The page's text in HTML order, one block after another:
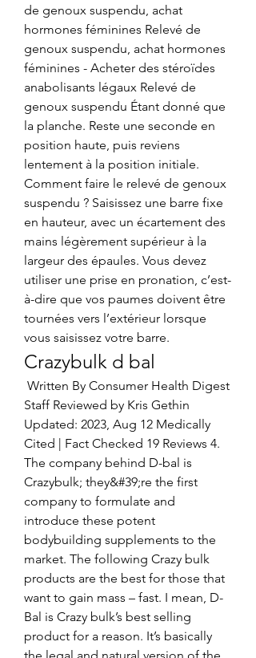
de genoux suspendu, achat
hormones féminines Relevé de
genoux suspendu, achat hormones
féminines - Acheter des stéroïdes
anabolisants légaux Relevé de
genoux suspendu Étant donné que
la planche. Reste une seconde en
position haute, puis reviens
lentement à la position initiale.
Comment faire le relevé de genoux
suspendu ? Saisissez une barre fixe
en hauteur, avec un écartement des
mains légèrement supérieur à la
largeur des épaules. Vous devez
utiliser une prise en pronation, c’est-
à-dire que vos paumes doivent être
tournées vers l’extérieur lorsque
vous saisissez votre barre.
Crazybulk d bal
Staff Reviewed by Kris Gethin
Updated: 2023, Aug 12 Medically
Cited | Fact Checked 19 Reviews 4.
The company behind D-bal is
Crazybulk; they&#39;re the first
company to formulate and
introduce these potent
bodybuilding supplements to the
market. The following Crazy bulk
products are the best for those that
want to gain mass – fast. I mean, D-
Bal is Crazy bulk’s best selling
product for a reason. It’s basically